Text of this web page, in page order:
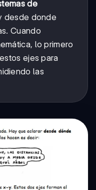
de
desde donde
Cuando
lo primero
ejes para
las